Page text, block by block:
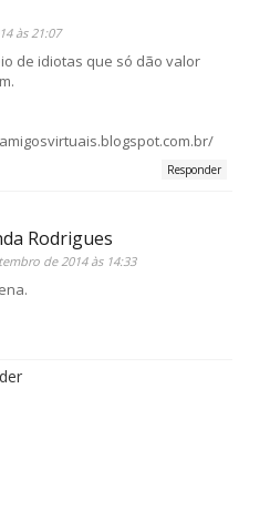
às 21:07
de idiotas que só dão valor
Responder
Rodrigues
de 2014 às 14:33